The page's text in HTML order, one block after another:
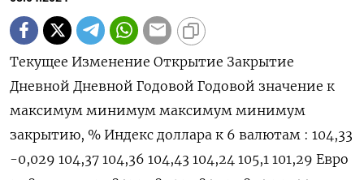
Текущее Изменение Открытие Закрытие Дневной Дневной Годовой Годовой значение к максимум минимум максимум минимум закрытию, % Индекс доллара к 6 валютам : 104,33 -0,029 104,37 104,36 104,43 104,24 105,1 101,29 Евро 1,0832 -0,03 1,0841 1,0835 1,0843 1,0824 1,1044 1,0696 Японская иена 151,74 0,09 151,56 151,61 151,83 151,57 151,97 140,82 Британский фунт 1,263 -0,05 1,2636 1,2636 1,2639 1,2615 1,2893 1,2519 Канадский доллар 1,3599 0,08 1,3589 1,3588 1,3616 1,3585 1,3647 1,323 Шведская крона 10,6268 -0,08 10,6325 10,6357 10,6638 10,6262 10,825 10,0558 Швейцарский франк 0,9039 0,28 0,9012 0,9014 0,9044 0,901 0,9095 0,84 Валюты G20: Аргентинский песо 862,5 0,12 0 862,5 0 0 862,74 810,65 Австралийский доллар 0,6582 0,08 0,6578 0,6578 0,6588 0,656 0,6839 0,6443 Бразильский реал 5,0659 0 5,0659 5,0655 5,0693 5,0671 5,0912 4,8314 Индийская рупия 83,298 0,01 83,316 83,293 83,33 83,23 83,7171 82,65 Индонезийская рупия 15 840 -0,31 0 15 840 0 0 15 960 15 450 Китайский юань 7,2339 0,01 7,228 7,233 7,2339 7,2288 7,236 7,1097 Мексиканский песо 16,4707 0,13 16,448 16,4497 16,4915 16,4575 17,393 16,442 Российский рубль 92,5925 0,09 92,4525 92,508 92,6 91,9525 95,4705 88,795 Саудовский риал 3,7509 0,01 3,7505 3,7505 3,7509 3,7506 3,7509 3,7483 Турецкая лира 31,884 -0,42 32,0253 32,0374 32,1428 31,8798 32,501 29,567 Южнокорейская вона 1 353,82 0,22 1 350,83 1 350,91 1 355,32 1 351,23 1 356,1 1 291,17 Южноафриканский ранд 18,6635 -0,02 18,6677 18,6677 18,7445 18,6622 19,3912 18,2661 Европа: Польский злотый 3,9552 0,25 3,9468 3,9455 3,9564 3,95 4,0671 3,9073 Чешская крона 23,383 0,21 23,308 23,333 23,398 23,31 23,774 22,308 Венгерский форинт 359,47 -0,08 359,39 359,76 360,17 359,13 368,58 343,35 Норвежская крона 10,7367 0,24 10,7193 10,7108 10,7705 10,7221 10,9731 10,1432